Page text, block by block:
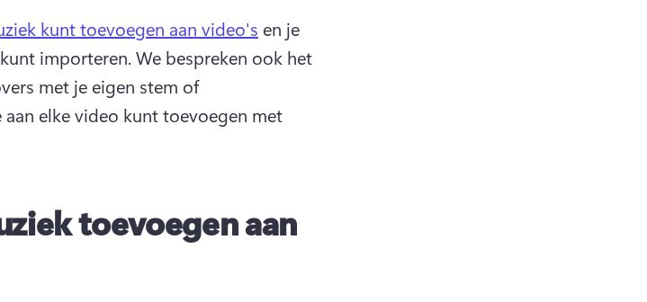
kunt toevoegen aan video's en je
importeren. We bespreken ook het
met je eigen stem of
aan elke video kunt toevoegen met
toevoegen aan